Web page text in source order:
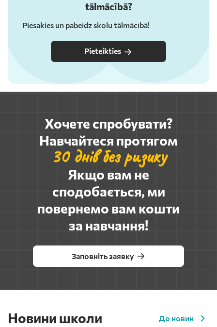
tālmācībā?
Piesakies un pabeidz skolu tālmācībā!
Pieteikties
Хочете спробувати?
Навчайтеся протягом
30 днів без ризику
Якщо вам не
сподобається, ми
повернемо вам кошти
за навчання!
Заповніть заявку
Новини школи До новин